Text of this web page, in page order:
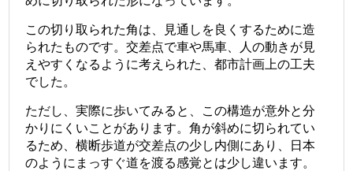
この切り取られた角は、見通しを良くするために造
られたものです。交差点で車や馬車、人の動きが見
えやすくなるように考えられた、都市計画上の工夫
でした。
ただし、実際に歩いてみると、この構造が意外と分
かりにくいことがあります。角が斜めに切られてい
るため、横断歩道が交差点の少し内側にあり、日本
のようにまっすぐ道を渡る感覚とは少し違います。